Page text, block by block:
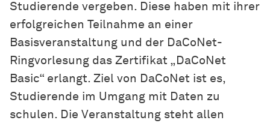
Studierende vergeben. Diese haben mit ihrer
erfolgreichen Teilnahme an einer
Basisveranstaltung und der DaCoNet-
Ringvorlesung das Zertifikat „DaCoNet
Basic“ erlangt. Ziel von DaCoNet ist es,
Studierende im Umgang mit Daten zu
schulen. Die Veranstaltung steht allen